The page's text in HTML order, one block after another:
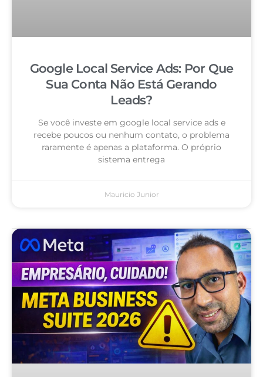
Google Local Service Ads: Por Que
Sua Conta Não Está Gerando
Leads?
Se você investe em google local service ads e
recebe poucos ou nenhum contato, o problema
raramente é apenas a plataforma. O próprio
sistema entrega
Mauricio Junior